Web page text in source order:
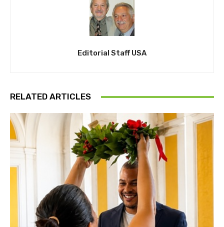
Editorial Staff USA
RELATED ARTICLES